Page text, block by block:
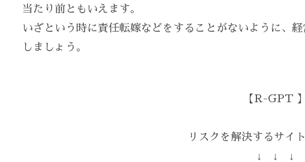
当たり前ともいえます。
いざという時に責任転嫁などをすることがないように、
しましょう。
【R-GPT 】
リスクを解決するサイ
↓ ↓ ↓